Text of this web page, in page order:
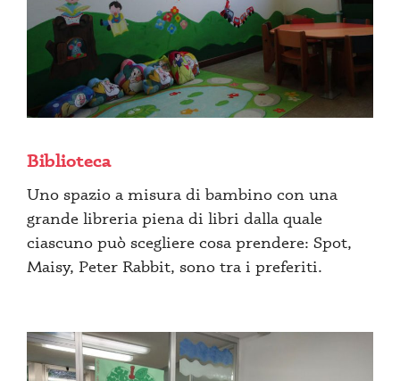
Biblioteca
Uno spazio a misura di bambino con una
grande libreria piena di libri dalla quale
ciascuno può scegliere cosa prendere: Spot,
Maisy, Peter Rabbit, sono tra i preferiti.